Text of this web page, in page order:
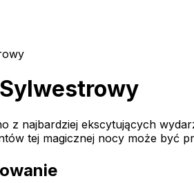
z najbardziej ekscytujących
tej magicznej nocy może być